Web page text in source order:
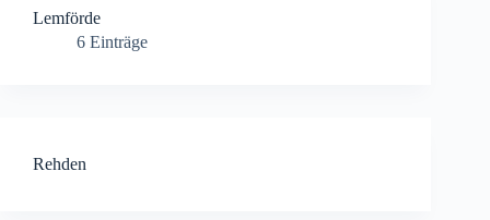
Lemförde
6 Einträge
Rehden